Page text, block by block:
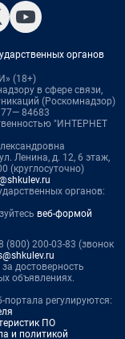
органов
(18+)
в сфере связи,
(Роскомнадзор)
84683
"ИНТЕРНЕТ
Ленина, д. 12, 6 этаж,
(круглосуточно)
органов:
веб-формой
(800) 200-03-83 (звонок
достоверность
объявлениях.
портала регулируются:
ПО
и политикой